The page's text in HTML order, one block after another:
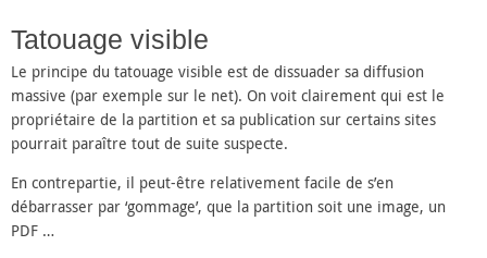
Tatouage visible
Le principe du tatouage visible est de dissuader sa diffusion
massive (par exemple sur le net). On voit clairement qui est le
propriétaire de la partition et sa publication sur certains sites
pourrait paraître tout de suite suspecte.
En contrepartie, il peut-être relativement facile de s’en
débarrasser par ‘gommage’, que la partition soit une image, un
PDF …